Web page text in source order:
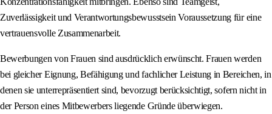
Zuverlässigkeit und Verantwortungsbewusstsein Voraussetzung für eine
vertrauensvolle Zusammenarbeit.
Bewerbungen von Frauen sind ausdrücklich erwünscht. Frauen werden
bei gleicher Eignung, Befähigung und fachlicher Leistung in Bereichen, in
denen sie unterrepräsentiert sind, bevorzugt berücksichtigt, sofern nicht in
der Person eines Mitbewerbers liegende Gründe überwiegen.